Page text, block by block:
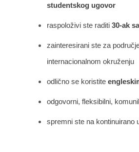
studentskog ugovor
raspoloživi ste raditi30-ak
zainteresirani ste za
internacionalnom okruženju
odlično se koristite
odgovorni, fleksibilni,
spremni ste na kontinuirano